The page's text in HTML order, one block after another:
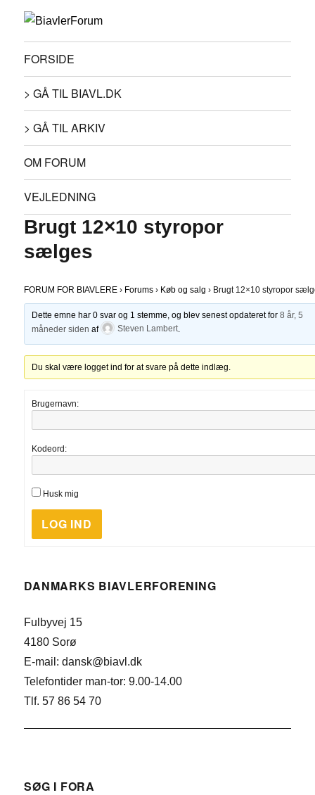
FORSIDE
> GÅ TIL BIAVL.DK
> GÅ TIL ARKIV
OM FORUM
VEJLEDNING
Brugt 12×10 styropor
sælges
FORUM FOR BIAVLERE › Forums › Køb og salg › Brugt 12×10 styropor
Dette emne har 0 svar og 1 stemme, og blev senest opdateret for 8 år, 5
måneder siden af Steven Lambert.
Du skal være logget ind for at svare på dette indlæg.
Brugernavn:
Kodeord:
Husk mig
LOG IND
DANMARKS BIAVLERFORENING
Fulbyvej 15
4180 Sorø
E-mail: dansk@biavl.dk
Telefontider man-tor: 9.00-14.00
Tlf. 57 86 54 70
SØG I FORA